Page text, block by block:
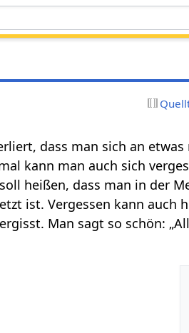
dass man sich an
kann man auch sich
soll heißen, dass man in der
ist. Vergessen kann auch
Man sagt so schön: